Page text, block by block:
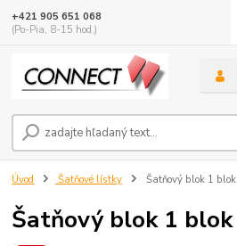
+421 905 651 068
(Po-Pia, 8-15 hod.)
Úvod Šatňové lístky Šatňový blok 1 blok
Šatňový blok 1 blok